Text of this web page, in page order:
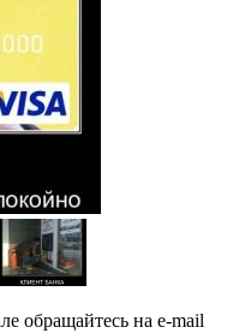
обращайтесь на e-mail